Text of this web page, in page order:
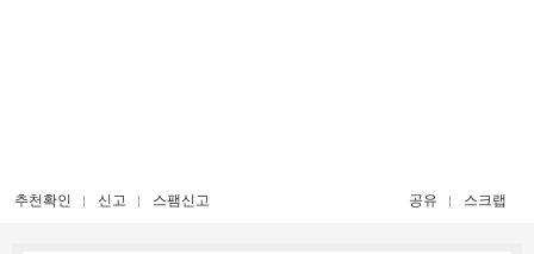
추천확인 신고 스팸신고 공유 스크랩